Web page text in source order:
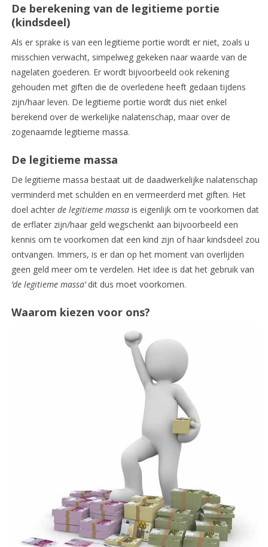
De berekening van de legitieme portie
(kindsdeel)
Als er sprake is van een legitieme portie wordt er niet, zoals u
misschien verwacht, simpelweg gekeken naar waarde van de
nagelaten goederen. Er wordt bijvoorbeeld ook rekening
gehouden met giften die de overledene heeft gedaan tijdens
zijn/haar leven. De legitieme portie wordt dus niet enkel
berekend over de werkelijke nalatenschap, maar over de
zogenaamde legitieme massa.
De legitieme massa
De legitieme massa bestaat uit de daadwerkelijke nalatenschap
verminderd met schulden en en vermeerderd met giften. Het
doel achter de legitieme massais eigenlijk om te voorkomen dat
de erflater zijn/haar geld wegschenkt aan bijvoorbeeld een
kennis om te voorkomen dat een kind zijn of haar kindsdeel zou
ontvangen. Immers, is er dan op het moment van overlijden
geen geld meer om te verdelen. Het idee is dat het gebruik van
‘de legitieme massa’dit dus moet voorkomen.
Waarom kiezen voor ons?